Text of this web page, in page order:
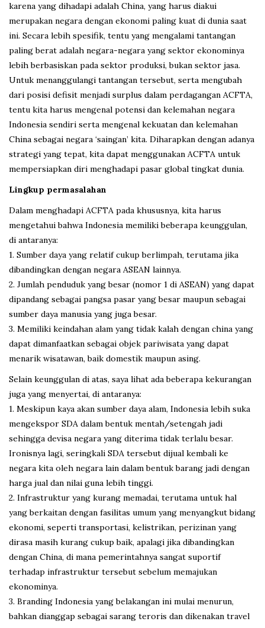
karena yang dihadapi adalah China, yang harus diakui
merupakan negara dengan ekonomi paling kuat di dunia saat
ini. Secara lebih spesifik, tentu yang mengalami tantangan
paling berat adalah negara-negara yang sektor ekonominya
lebih berbasiskan pada sektor produksi, bukan sektor jasa.
Untuk menanggulangi tantangan tersebut, serta mengubah
dari posisi defisit menjadi surplus dalam perdagangan ACFTA,
tentu kita harus mengenal potensi dan kelemahan negara
Indonesia sendiri serta mengenal kekuatan dan kelemahan
China sebagai negara ‘saingan’ kita. Diharapkan dengan adanya
strategi yang tepat, kita dapat menggunakan ACFTA untuk
mempersiapkan diri menghadapi pasar global tingkat dunia.
Lingkup permasalahan
Dalam menghadapi ACFTA pada khususnya, kita harus
mengetahui bahwa Indonesia memiliki beberapa keunggulan,
di antaranya:
1. Sumber daya yang relatif cukup berlimpah, terutama jika
dibandingkan dengan negara ASEAN lainnya.
2. Jumlah penduduk yang besar (nomor 1 di ASEAN) yang dapat
dipandang sebagai pangsa pasar yang besar maupun sebagai
sumber daya manusia yang juga besar.
3. Memiliki keindahan alam yang tidak kalah dengan china yang
dapat dimanfaatkan sebagai objek pariwisata yang dapat
menarik wisatawan, baik domestik maupun asing.
Selain keunggulan di atas, saya lihat ada beberapa kekurangan
juga yang menyertai, di antaranya:
1. Meskipun kaya akan sumber daya alam, Indonesia lebih suka
mengekspor SDA dalam bentuk mentah/setengah jadi
sehingga devisa negara yang diterima tidak terlalu besar.
Ironisnya lagi, seringkali SDA tersebut dijual kembali ke
negara kita oleh negara lain dalam bentuk barang jadi dengan
harga jual dan nilai guna lebih tinggi.
2. Infrastruktur yang kurang memadai, terutama untuk hal
yang berkaitan dengan fasilitas umum yang menyangkut bidang
ekonomi, seperti transportasi, kelistrikan, perizinan yang
dirasa masih kurang cukup baik, apalagi jika dibandingkan
dengan China, di mana pemerintahnya sangat suportif
terhadap infrastruktur tersebut sebelum memajukan
ekonominya.
3. Branding Indonesia yang belakangan ini mulai menurun,
bahkan dianggap sebagai sarang teroris dan dikenakan travel